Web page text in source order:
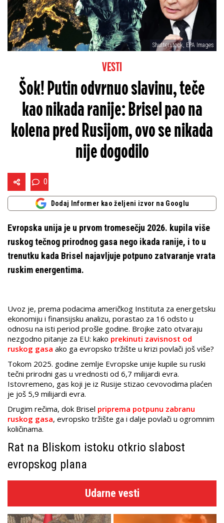
Shutterstock, EPA Images
VESTI
Šok! Putin odvrnuo slavinu, teče
kao nikada ranije: Brisel pao na
kolena pred Rusijom, ovo se nikada
nije dogodilo
0
Dodaj Informer kao željeni izvor na Googlu
Evropska unija je u prvom tromesečju 2026. kupila više
ruskog tečnog prirodnog gasa nego ikada ranije, i to u
trenutku kada Brisel najavljuje potpuno zatvaranje vrata
ruskim energentima.
Uvoz je, prema podacima američkog Instituta za energetsku
ekonomiju i finansijsku analizu, porastao za 16 odsto u
odnosu na isti period prošle godine. Brojke zato otvaraju
nezgodno pitanje za EU: kako prekinuti zavisnost od
ruskog gasa ako ga evropsko tržište u krizi povlači još više?
Tokom 2025. godine zemlje Evropske unije kupile su ruski
tečni prirodni gas u vrednosti od 6,7 milijardi evra.
Istovremeno, gas koji je iz Rusije stizao cevovodima plaćen
je još 5,9 milijardi evra.
Drugim rečima, dok Brisel priprema potpunu zabranu
ruskog gasa, evropsko tržište ga i dalje povlači u ogromnim
količinama.
Rat na Bliskom istoku otkrio slabost
evropskog plana
Udarne vesti